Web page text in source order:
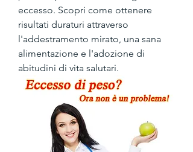
eccesso. Scopri come ottenere
risultati duraturi attraverso
l'addestramento mirato, una sana
alimentazione e l'adozione di
abitudini di vita salutari.